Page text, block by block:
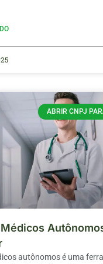
ABRIR CNPJ
Médicos
autônomos é uma